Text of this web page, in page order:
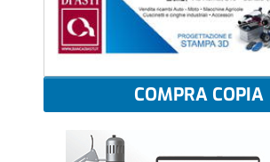
COMPRA COPIA